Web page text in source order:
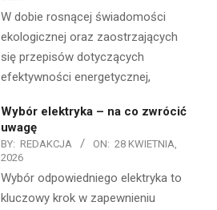
W dobie rosnącej świadomości
ekologicznej oraz zaostrzających
się przepisów dotyczących
efektywności energetycznej,
Wybór elektryka – na co zwrócić
uwagę
BY: REDAKCJA ON: 28 KWIETNIA,
2026
Wybór odpowiedniego elektryka to
kluczowy krok w zapewnieniu